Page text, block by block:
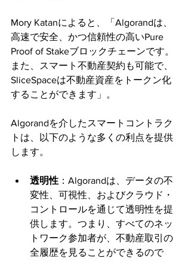
Mory Katanによると、「Algorandは、
高速で安全、かつ信頼性の高いPure
Proof of Stakeブロックチェーンです。
また、スマート不動産契約も可能で、
SliceSpaceは不動産資産をトークン化
することができます」。
Algorandを介したスマートコントラク
トは、以下のような多くの利点を提供
します。
透明性 ：Algorandは、データの不
変性、可視性、およびクラウド・
コントロールを通じて透明性を提
供します。つまり、すべてのネッ
トワーク参加者が、不動産取引の
全履歴を見ることができるので